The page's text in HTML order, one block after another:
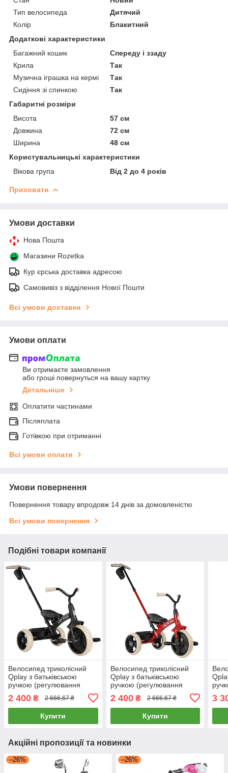
Тип велосипеда
Дитячий
Колір
Блакитний
Додаткові характеристики
Багажний кошик
Спереду і ззаду
Крила
Так
Музична іграшка на кермі
Так
Сидіння зі спинкою
Так
Габаритні розміри
Висота
57 см
Довжина
72 см
Ширина
48 см
Користувальницькі характеристики
Вікова група
Від 2 до 4 років
Приховати
Умови доставки
Нова Пошта
Магазини Rozetka
Кур єрська доставка адресою
Самовивіз з відділення Нової Пошти
Всі умови доставки
Умови оплати
Ви отримаєте замовлення
або гроші повернуться на вашу картку
Детальніше
Оплатити частинами
Післяплата
Готівкою при отриманні
Всі умови оплати
Умови повернення
Повернення товару впродовж 14 днів за домовленістю
Всі умови повернення
Подібні товари компанії
Велосипед триколісний
Qplay з батьківською
ручкою (регулювання
ручки) Elite Pro Black
2 400 ₴ 2 666,67 ₴
Купити
Велосипед триколісний
Qplay з батьківською
ручкою (регулювання
ручки) Elite Pro Red
2 400₴ 2 666,67 ₴
Купити
3
Акційні пропозиції та новинки
–26% –26%